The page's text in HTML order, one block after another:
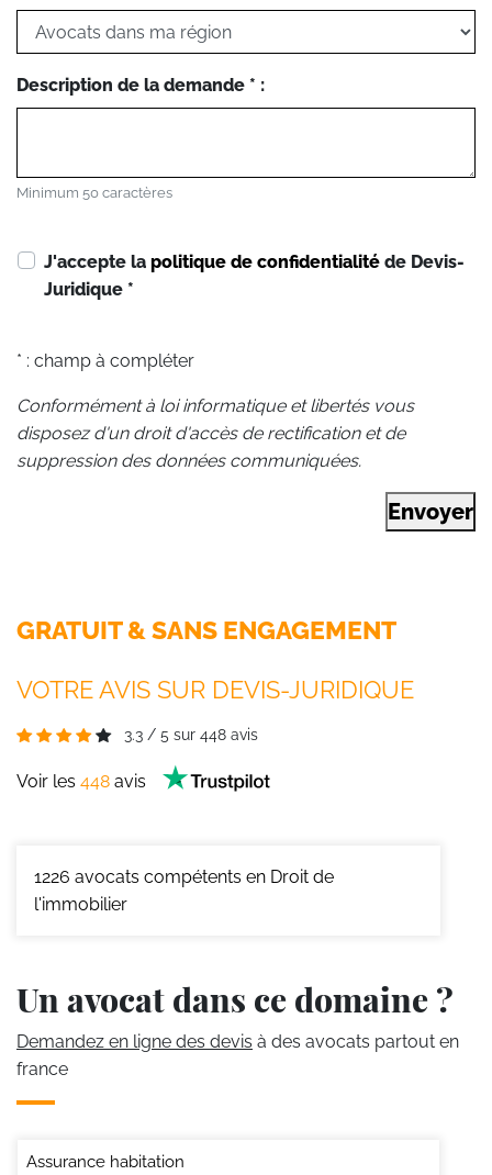
Description de la demande * :
Minimum 50 caractères
J'accepte la politique de confidentialité de Devis-
Juridique *
* : champ à compléter
Conformément à loi informatique et libertés vous
disposez d'un droit d'accès de rectification et de
suppression des données communiquées.
Envoyer
GRATUIT & SANS ENGAGEMENT
VOTRE AVIS SUR DEVIS-JURIDIQUE
3.3 / 5 sur 448 avis
Voir les 448 avis
1226 avocats compétents en Droit de
l'immobilier
Un avocat dans ce domaine ?
Demandez en ligne des devis à des avocats partout en
france
Assurance habitation